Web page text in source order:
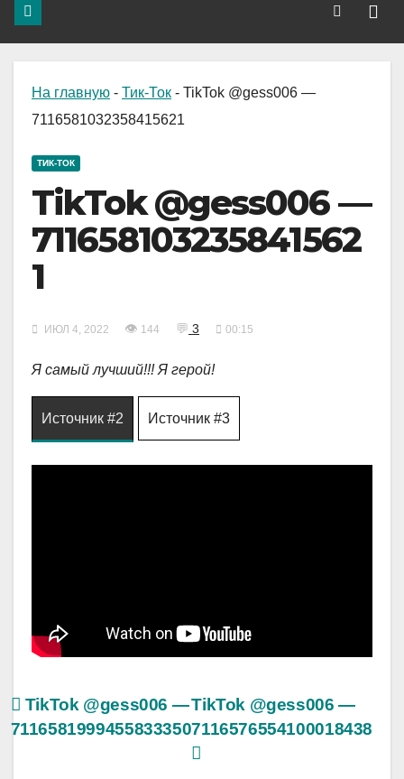
На главную - Тик-Ток - TikTok @gess006 —
7116581032358415621
ТИК-ТОК
TikTok @gess006 —
711658103235841562
1
ИЮЛ 4, 2022 👁 144 💬 3 00:15
Я самый лучший!!! Я герой!
Источник #2 Источник #3
TikTok @gess006 —
7116576554100018438
TikTok @gess006 —
7116581999455833350